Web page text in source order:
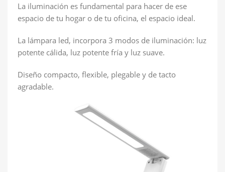
La iluminación es fundamental para hacer de ese
espacio de tu hogar o de tu oficina, el espacio ideal.
La lámpara led, incorpora 3 modos de iluminación: luz
potente cálida, luz potente fría y luz suave.
Diseño compacto, flexible, plegable y de tacto
agradable.